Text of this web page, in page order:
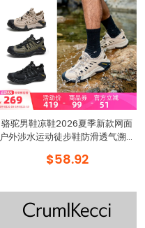
骆驼男鞋凉鞋2026夏季新款网面
户外涉水运动徒步鞋防滑透气溯溪
$58.92